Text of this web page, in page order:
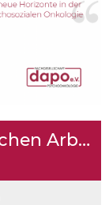
Stellungnahme der Deutschen Arbeitsgemeinschaft für Psychosoziale Onkologie e.V.